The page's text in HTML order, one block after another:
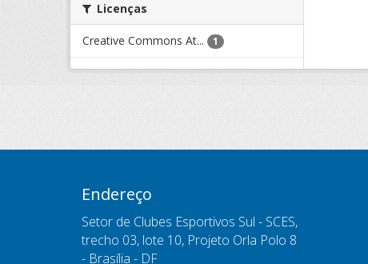
Licenças
Creative Commons At... 1
Endereço
Setor de Clubes Esportivos Sul - SCES,
trecho 03, lote 10, Projeto Orla Polo 8
- Brasília - DF